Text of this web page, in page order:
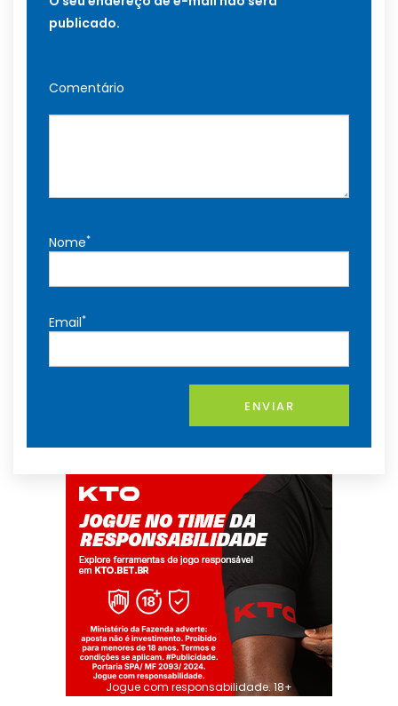
publicado.
Comentário
Nome*
Email*
ENVIAR
Jogue com responsabilidade. 18+